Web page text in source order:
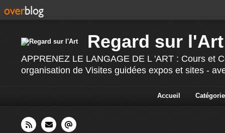
Regard sur l'Art
APPRENEZ LE LANGAGE DE L 'ART : Cours et
organisation de Visites guidées expos et sites -
Accueil